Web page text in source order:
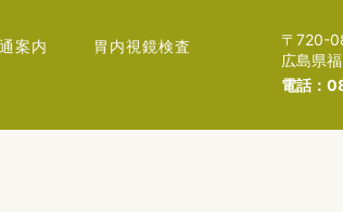
案内
胃内視鏡検査
〒720-
広島県
電話：